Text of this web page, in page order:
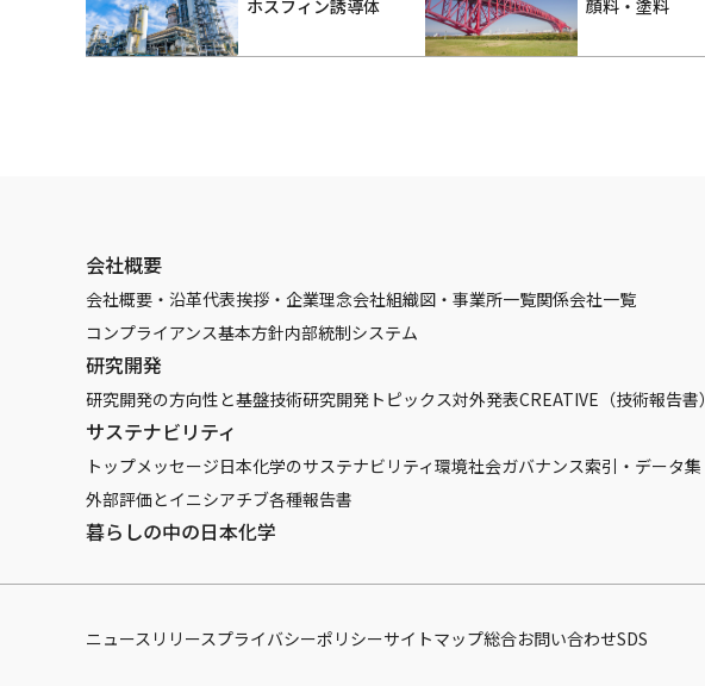
ホスフィン誘導体 顔料・塗料
会社概要
会社概要・沿革代表挨拶・企業理念会社組織図・事業所一覧関係会社一覧
コンプライアンス基本方針内部統制システム
研究開発
研究開発の方向性と基盤技術研究開発トピックス対外発表CREATIVE（技術報告書）
サステナビリティ
トップメッセージ日本化学のサステナビリティ環境社会ガバナンス索引・データ集
外部評価とイニシアチブ各種報告書
暮らしの中の日本化学
ニュースリリースプライバシーポリシーサイトマップ総合お問い合わせSDS